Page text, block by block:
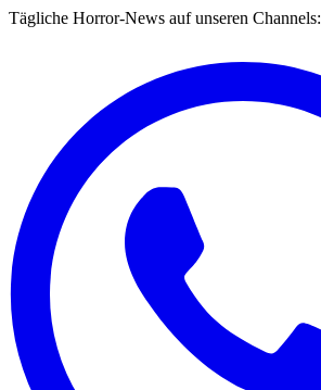
Tägliche Horror-News auf unseren Channels: